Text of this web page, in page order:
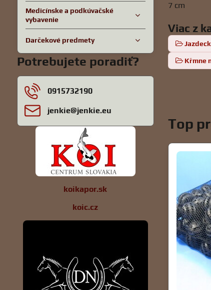
7 cm
Viac z
Kŕmne
Top
Medicínske a podkúvačské
vybavenie
Darčekové predmety
Potrebujete poradiť?
0915732190
jenkie​@jenkie​.eu
koikapor.sk
koic.cz